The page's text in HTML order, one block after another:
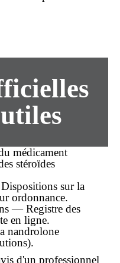
médicament
stéroïdes
sur la
ordonnance.
— Registre des
en ligne.
nandrolone
d'un professionnel